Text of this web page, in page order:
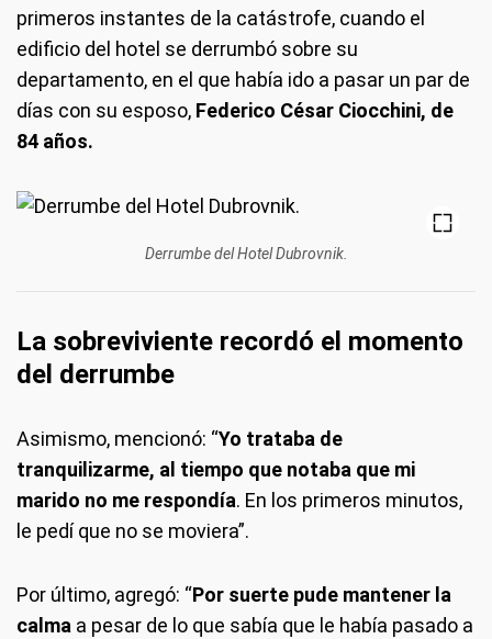
primeros instantes de la catástrofe, cuando el
edificio del hotel se derrumbó sobre su
departamento, en el que había ido a pasar un par de
días con su esposo, Federico César Ciocchini, de
84 años.
Derrumbe del Hotel Dubrovnik.
La sobreviviente recordó el momento
del derrumbe
Asimismo, mencionó: “Yo trataba de
tranquilizarme, al tiempo que notaba que mi
marido no me respondía. En los primeros minutos,
le pedí que no se moviera”.
Por último, agregó: “Por suerte pude mantener la
calma a pesar de lo que sabía que le había pasado a